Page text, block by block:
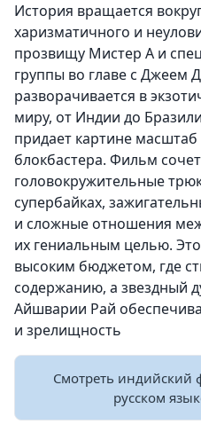
История вращается
харизматичного и
прозвищу Мистер А и
группы во главе с Джеем
разворачивается в
миру, от Индии до
придает картине масштаб
блокбастера. Фильм
головокружительные
супербайках,
и сложные отношения
их гениальным целью.
высоким бюджетом, где
содержанию, а звездный
Айшварии Рай
и зрелищность
Смотреть индийский
русском